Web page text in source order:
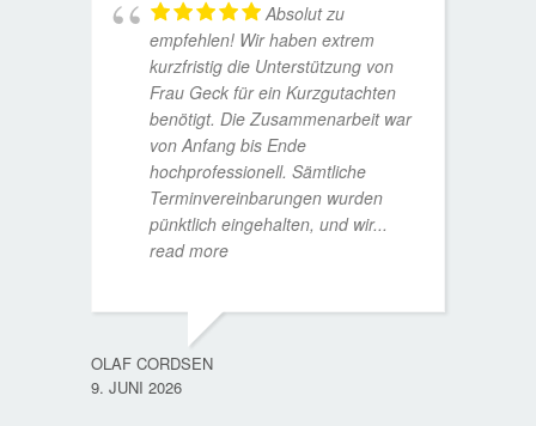
Absolut zu
empfehlen! Wir haben extrem
kurzfristig die Unterstützung von
Frau Geck für ein Kurzgutachten
benötigt. Die Zusammenarbeit war
von Anfang bis Ende
hochprofessionell. Sämtliche
Terminvereinbarungen wurden
pünktlich eingehalten, und wir...
read more
OLAF CORDSEN
9. JUNI 2026